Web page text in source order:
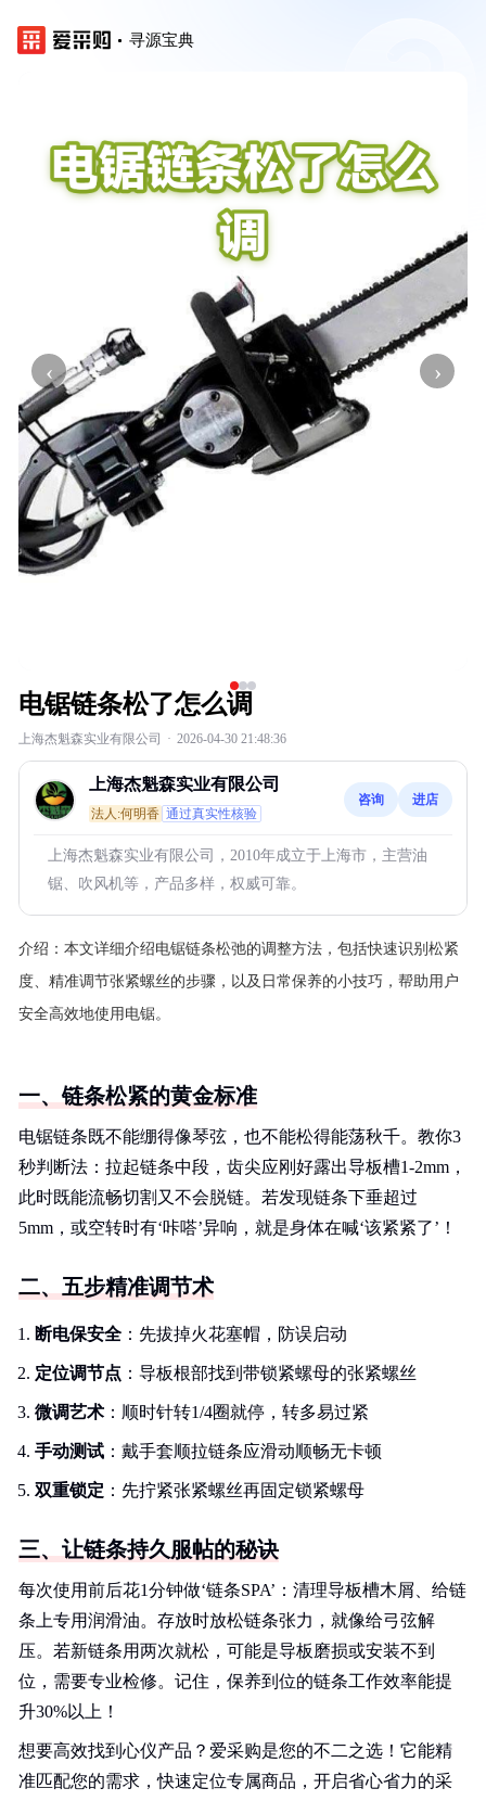
寻源宝典
‹ ›
电锯链条松了怎么调
上海杰魁森实业有限公司 · 2026-04-30 21:48:36
上海杰魁森实业有限公司
法人:何明香 通过真实性核验
咨询 进店
上海杰魁森实业有限公司，2010年成立于上海市，主营油
锯、吹风机等，产品多样，权威可靠。
介绍： 本文详细介绍电锯链条松弛的调整方法，包括快速识别松紧
度、精准调节张紧螺丝的步骤，以及日常保养的小技巧，帮助用户
安全高效地使用电锯。
一、链条松紧的黄金标准
电锯链条既不能绷得像琴弦，也不能松得能荡秋千。教你3
秒判断法：拉起链条中段，齿尖应刚好露出导板槽1-2mm，
此时既能流畅切割又不会脱链。若发现链条下垂超过
5mm，或空转时有‘咔嗒’异响，就是身体在喊‘该紧紧了’！
二、五步精准调节术
断电保安全 ：先拔掉火花塞帽，防误启动
定位调节点 ：导板根部找到带锁紧螺母的张紧螺丝
微调艺术 ：顺时针转1/4圈就停，转多易过紧
手动测试 ：戴手套顺拉链条应滑动顺畅无卡顿
双重锁定 ：先拧紧张紧螺丝再固定锁紧螺母
三、让链条持久服帖的秘诀
每次使用前后花1分钟做‘链条SPA’：清理导板槽木屑、给链
条上专用润滑油。存放时放松链条张力，就像给弓弦解
压。若新链条用两次就松，可能是导板磨损或安装不到
位，需要专业检修。记住，保养到位的链条工作效率能提
升30%以上！
想要高效找到心仪产品？爱采购是您的不二之选！它能精
准匹配您的需求，快速定位专属商品，开启省心省力的采